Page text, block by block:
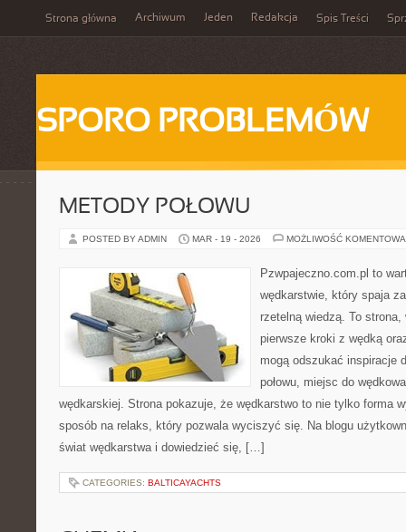
Strona główna Archiwum Jeden Redakcja Spis Treści
SPORO PROBLEMÓW
METODY POŁOWU
POSTED BY ADMIN MAR - 19 - 2026 MOŻLIWOŚĆ
Pzwpajeczno.com.pl to
wędkarstwie, który spaja
rzetelną wiedzą. To
pierwsze kroki z wędką
mogą odszukać inspiracje
połowu, miejsc do
wędkarskiej. Strona pokazuje, że wędkarstwo to nie tylko forma
sposób na relaks, który pozwala wyciszyć się. Na blogu
świat wędkarstwa i dowiedzieć się, […]
CATEGORIES: BALTICAYACHTS